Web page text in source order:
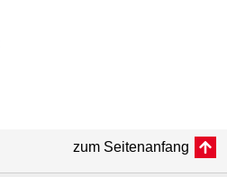
zum Seitenanfang